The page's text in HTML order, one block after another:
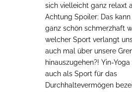
sich vielleicht ganz relaxt
Achtung Spoiler: Das
ganz schön schmerzhaft
welcher Sport verlangt
auch mal über unsere
hinauszugehen?! Yin-
auch als Sport für das
Durchhaltevermögen